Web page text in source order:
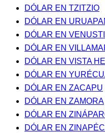
DÓLAR EN TZITZIO
DÓLAR EN
DÓLAR EN
DÓLAR EN
DÓLAR EN VISTA
DÓLAR EN
DÓLAR EN ZACAPU
DÓLAR EN ZAMORA
DÓLAR EN
DÓLAR EN